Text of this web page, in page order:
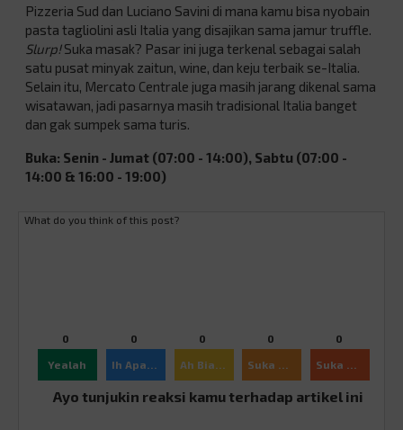
Pizzeria Sud dan Luciano Savini di mana kamu bisa nyobain
pasta tagliolini asli Italia yang disajikan sama jamur truffle.
Slurp!Suka masak? Pasar ini juga terkenal sebagai salah
satu pusat minyak zaitun, wine, dan keju terbaik se-Italia.
Selain itu, Mercato Centrale juga masih jarang dikenal sama
wisatawan, jadi pasarnya masih tradisional Italia banget
dan gak sumpek sama turis.
Buka: Senin - Jumat (07:00 - 14:00), Sabtu (07:00 -
14:00 & 16:00 - 19:00)
What do you think of this post?
0
Yealah
0 0 0 0
Ayo tunjukin reaksi kamu terhadap artikel ini